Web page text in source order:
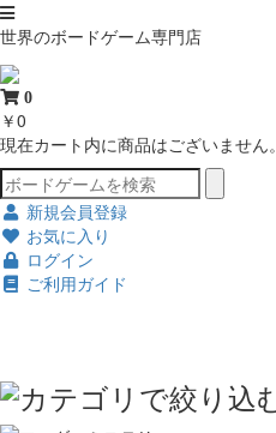
世界のボードゲーム専門店
0
￥0
現在カート内に商品はございません。
新規会員登録
お気に入り
ログイン
ご利用ガイド